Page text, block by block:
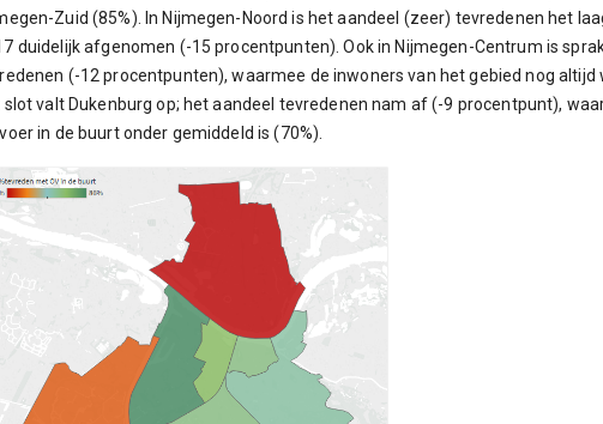
Zuid (85%). In Nijmegen-Noord is het aandeel (zeer) tevredenen het
duidelijk afgenomen (-15 procentpunten). Ook in Nijmegen-Centrum is
(-12 procentpunten), waarmee de inwoners van het gebied nog altijd
slot valt Dukenburg op; het aandeel tevredenen nam af (-9 procentpunt),
in de buurt onder gemiddeld is (70%).